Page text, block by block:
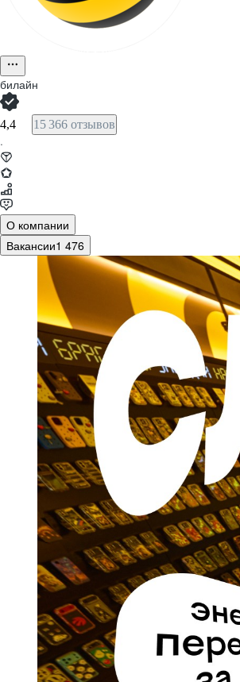
билайн
4,4 15 366 отзывов
·
О компании
Вакансии1 476